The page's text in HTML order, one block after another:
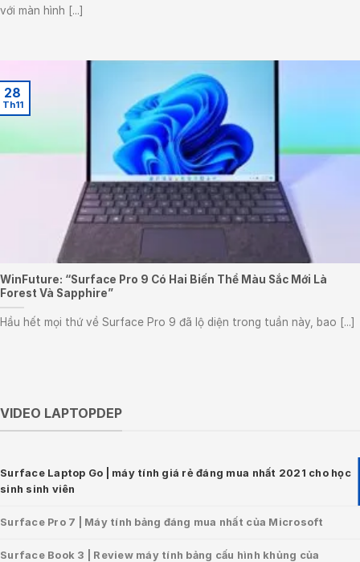
với màn hình [...]
WinFuture: “Surface Pro 9 Có Hai Biến Thể Màu Sắc Mới Là
Forest Và Sapphire”
Hầu hết mọi thứ về Surface Pro 9 đã lộ diện trong tuần này, bao [...]
28
Th11
VIDEO LAPTOPDEP
Surface Laptop Go | máy tính giá rẻ đáng mua nhất 2021 cho học
sinh sinh viên
Surface Pro 7 | Máy tính bảng đáng mua nhất của Microsoft
Surface Book 3 | Review máy tính bảng cấu hình khủng của